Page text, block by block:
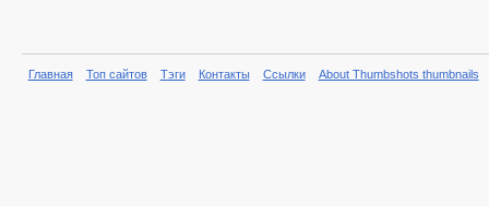
Главная Топ сайтов Тэги Контакты Ссылки About Thumbshots thumbnails